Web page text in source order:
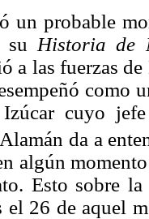
un probable
su Historia de
a las fuerzas
como
cuyo
da a
algún
Esto sobre
el 26 de aquel